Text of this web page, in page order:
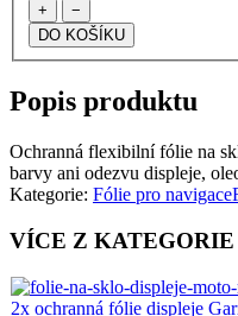
+ −
Popis produktu
Ochranná flexibilní fólie na
barvy ani odezvu displeje,
Kategorie: Fólie pro navigace
VÍCE Z KATEGORIE
2x ochranná fólie displeje